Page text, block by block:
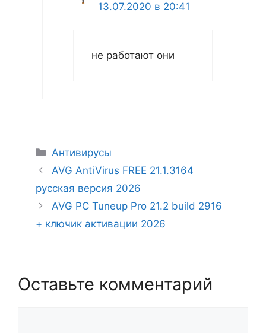
13.07.2020 в 20:41
не работают они
Рубрики
Антивирусы
AVG AntiVirus FREE 21.1.3164
русская версия 2026
AVG PC Tuneup Pro 21.2 build 2916
+ ключик активации 2026
Оставьте комментарий